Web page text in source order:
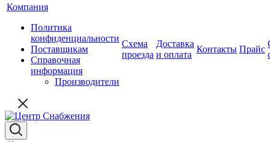
Компания
Политика
конфиденциальности
Поставщикам
Справочная
информация
Производители
Схема
проезда
Доставка
и оплата
Контакты Прайс